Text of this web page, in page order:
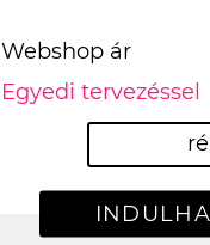
Webshop ár
Egyedi tervezéssel